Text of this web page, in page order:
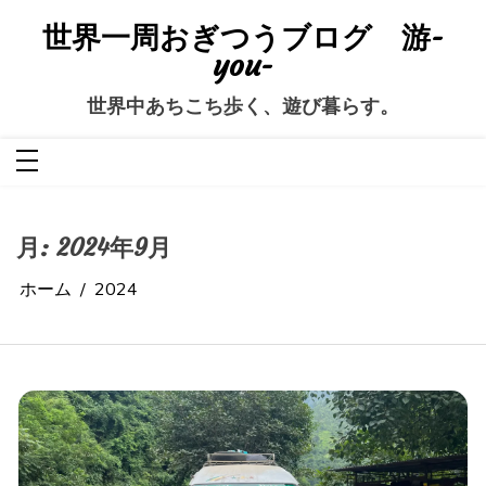
世界一周おぎつうブログ 游-
you-
世界中あちこち歩く、遊び暮らす。
月: 2024年9月
ホーム 2024